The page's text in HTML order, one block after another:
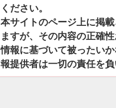
ください。
本サイトのページ上に掲
ますが、その内容の正確
情報に基づいて被ったい
報提供者は一切の責任を負